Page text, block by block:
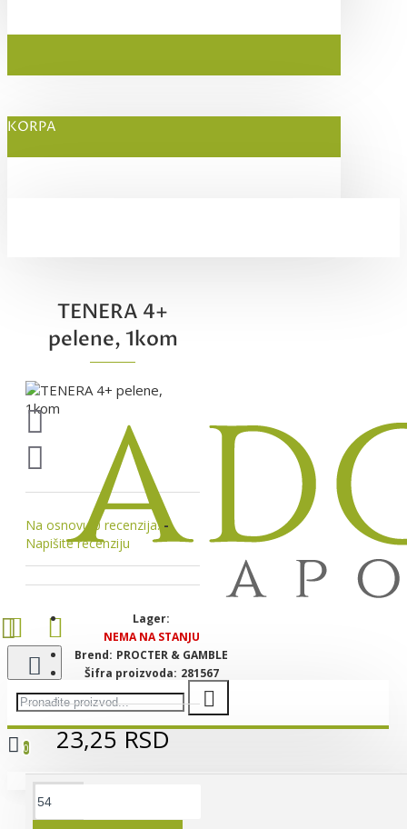
KORPA
0
Vaša korpa je još uvek prazna!
TENERA 4+
pelene, 1kom
Na osnovu 0 recenzija. -
Napišite recenziju
23,25 RSD
Lager:
NEMA NA STANJU
Brend: PROCTER & GAMBLE
Šifra proizvoda: 281567
Ovaj proizvod se može
naručiti u minimalnoj količini
od 54